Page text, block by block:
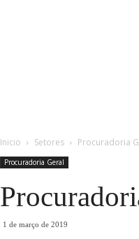
Inicio Setores Procuradoria
Procuradoria Geral
1 de março de 2019